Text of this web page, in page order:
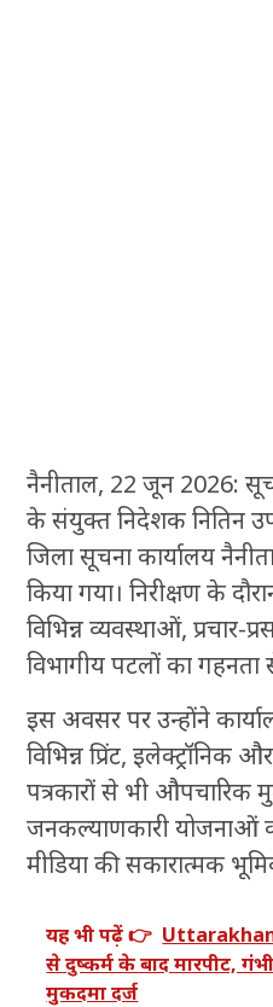
नैनीताल, 22 जून 2026:
के संयुक्त निदेशक नितिन
जिला सूचना कार्यालय
किया गया। निरीक्षण के
विभिन्न व्यवस्थाओं, प्रचार-
विभागीय पटलों का गहनता
इस अवसर पर उन्होंने
विभिन्न प्रिंट, इलेक्ट्रॉनिक
पत्रकारों से भी औपचारिक
जनकल्याणकारी
मीडिया की सकारात्मक
यह भी पढ़ें 👉
से दुष्कर्म के बाद मारपीट,
मुकदमा दर्ज